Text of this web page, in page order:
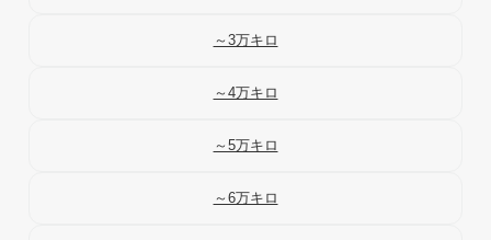
～3万キロ
～4万キロ
～5万キロ
～6万キロ